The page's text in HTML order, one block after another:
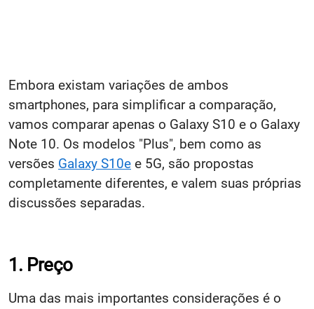
Embora existam variações de ambos
smartphones, para simplificar a comparação,
vamos comparar apenas o Galaxy S10 e o Galaxy
Note 10. Os modelos "Plus", bem como as
versões Galaxy S10e e 5G, são propostas
completamente diferentes, e valem suas próprias
discussões separadas.
1. Preço
Uma das mais importantes considerações é o